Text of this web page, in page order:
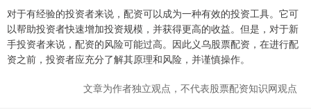
对于有经验的投资者来说，配资可以成为一种有效的投资工具。它可
以帮助投资者快速增加投资规模，并获得更高的收益。但是，对于新
手投资者来说，配资的风险可能过高。因此义乌股票配资，在进行配
资之前，投资者应充分了解其原理和风险，并谨慎操作。
文章为作者独立观点，不代表股票配资知识网观点